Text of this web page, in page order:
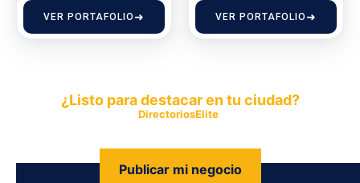
VER PORTAFOLIO VER PORTAFOLIO
¿Listo para destacar en tu ciudad?
DirectoriosElite
Publicar mi negocio